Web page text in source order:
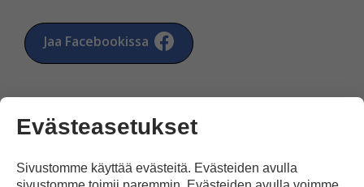
Jaa Facebookissa
Evästeasetukset
Sivustomme käyttää evästeitä. Evästeiden avulla